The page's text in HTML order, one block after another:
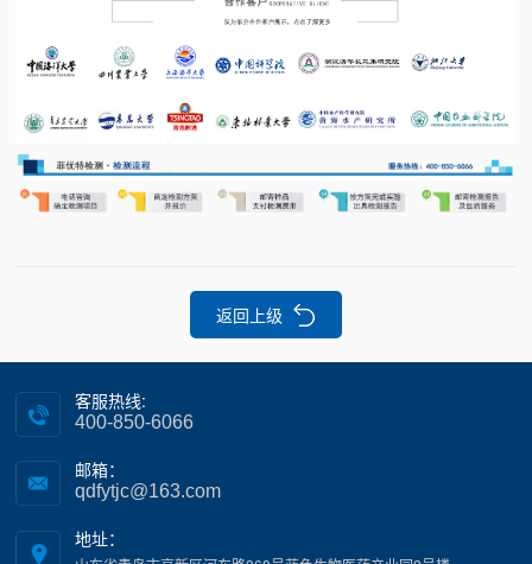
返回上级
客服热线:
400-850-6066
邮箱：
qdfytjc@163.com
地址：